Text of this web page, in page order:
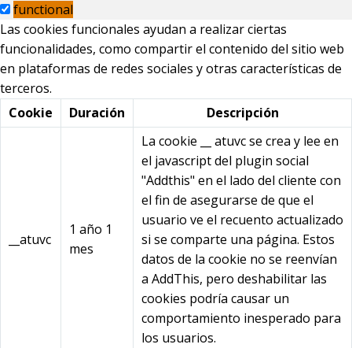
functional
Las cookies funcionales ayudan a realizar ciertas
funcionalidades, como compartir el contenido del sitio web
en plataformas de redes sociales y otras características de
terceros.
Cookie
Duración Descripción
__atuvc
1 año 1
mes
La cookie __ atuvc se crea y lee en
el javascript del plugin social
"Addthis" en el lado del cliente con
el fin de asegurarse de que el
usuario ve el recuento actualizado
si se comparte una página. Estos
datos de la cookie no se reenvían
a AddThis, pero deshabilitar las
cookies podría causar un
comportamiento inesperado para
los usuarios.